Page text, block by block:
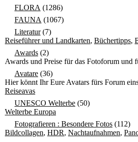
FLORA (1286)
FAUNA (1067)
Literatur(7)
Reiseführer und Landkarten, Büchertipps,
Awards (2)
Awards und Preise für das Fotoforum und
Avatare (36)
Hier könnt Ihr Eure Avatars fürs Forum
Reiseavas
UNESCO Welterbe (50)
Welterbe Europa
Fotografieren : Besondere Fotos (112)
Bildcollagen, HDR, Nachtaufnahmen,